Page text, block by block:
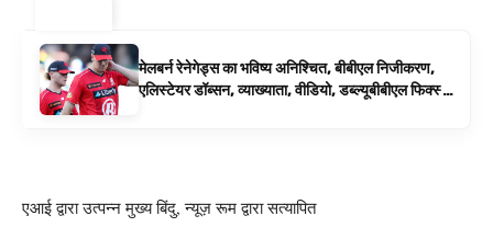
मेलबर्न रेनेगेड्स का भविष्य अनिश्चित, बीबीएल निजीकरण,
एलिस्टेयर डॉब्सन, व्याख्याता, वीडियो, डब्ल्यूबीबीएल फिक्स्चर
एआई द्वारा उत्पन्न मुख्य बिंदु, न्यूज़ रूम द्वारा सत्यापित